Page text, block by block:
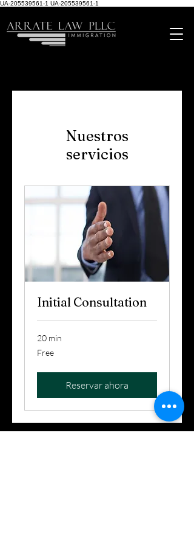
UA-205539561-1 UA-205539561-1
Nuestros
servicios
Initial Consultation
20 min
Free
Free
Reservar ahora